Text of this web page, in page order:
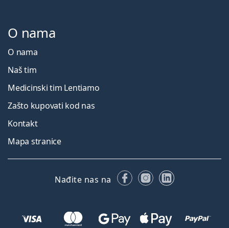
O nama
O nama
Naš tim
Medicinski tim Lentiamo
Zašto kupovati kod nas
Kontakt
Mapa stranice
Nađite nas na FacebookuInstagramu
LinkedIn